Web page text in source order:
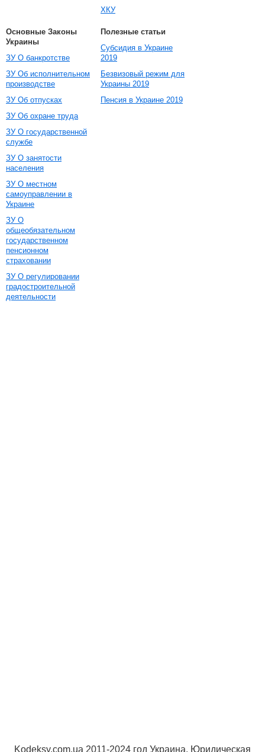
ХКУ
Основные Законы
Украины
ЗУ О банкротстве
ЗУ Об исполнительном
производстве
ЗУ Об отпусках
ЗУ Об охране труда
ЗУ О государственной
службе
ЗУ О занятости
населения
ЗУ О местном
самоуправлении в
Украине
ЗУ О
общеобязательном
государственном
пенсионном
страховании
ЗУ О регулировании
градостроительной
деятельности
Полезные статьи
Субсидия в Украине
2019
Безвизовый режим для
Украины 2019
Пенсия в Украине 2019
Kodeksy.com.ua 2011-2024 год Украина. Юридическая